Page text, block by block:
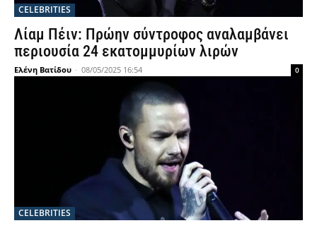
CELEBRITIES
Λίαμ Πέιν: Πρώην σύντροφος αναλαμβάνει
περιουσία 24 εκατομμυρίων λιρών
Ελένη Βατίδου - 08/05/2025 16:54 0
CELEBRITIES